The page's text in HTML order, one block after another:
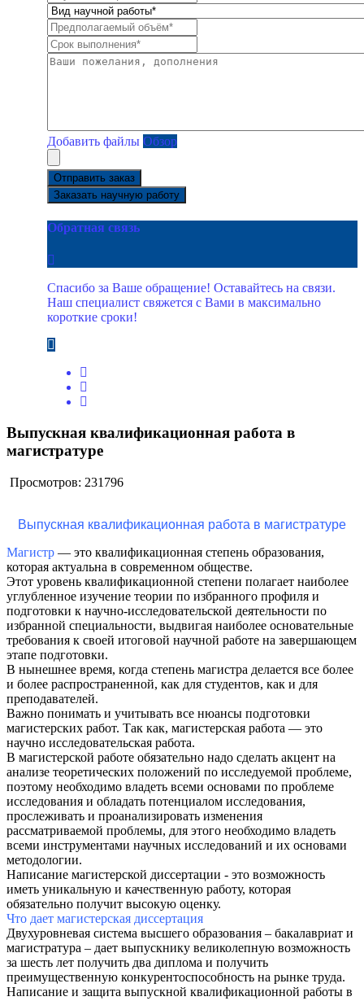
Добавить файлы Обзор
Отправить заказ
Заказать научную работу
Обратная связь
Спасибо за Ваше обращение! Оставайтесь на связи.
Наш специалист свяжется с Вами в максимально
короткие сроки!
Выпускная квалификационная работа в
магистратуре
Просмотров: 231796
Выпускная квалификационная работа в магистратуре
Магистр — это квалификационная степень образования,
которая актуальна в современном обществе.
Этот уровень квалификационной степени полагает наиболее
углубленное изучение теории по избранного профиля и
подготовки к научно-исследовательской деятельности по
избранной специальности, выдвигая наиболее основательные
требования к своей итоговой научной работе на завершающем
этапе подготовки.
В нынешнее время, когда степень магистра делается все более
и более распространенной, как для студентов, как и для
преподавателей.
Важно понимать и учитывать все нюансы подготовки
магистерских работ. Так как, магистерская работа — это
научно исследовательская работа.
В магистерской работе обязательно надо сделать акцент на
анализе теоретических положений по исследуемой проблеме,
поэтому необходимо владеть всеми основами по проблеме
исследования и обладать потенциалом исследования,
прослеживать и проанализировать изменения
рассматриваемой проблемы, для этого необходимо владеть
всеми инструментами научных исследований и их основами
методологии.
Написание магистерской диссертации - это возможность
иметь уникальную и качественную работу, которая
обязательно получит высокую оценку.
Что дает магистерская диссертация
Двухуровневая система высшего образования – бакалавриат и
магистратура – дает выпускнику великолепную возможность
за шесть лет получить два диплома и получить
преимущественную конкурентоспособность на рынке труда.
Написание и защита выпускной квалификационной работы в